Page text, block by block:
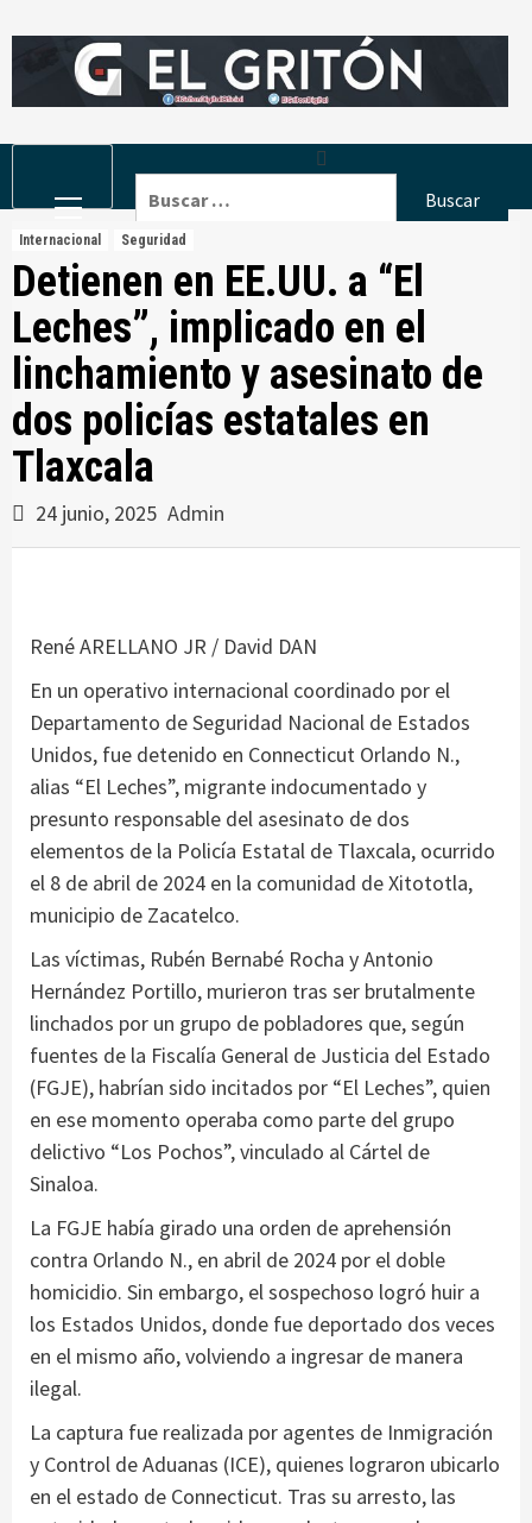
to
Menu
Internacional Seguridad
Detienen en EE.UU. a “El
Leches”, implicado en el
linchamiento y asesinato de
dos policías estatales en
Tlaxcala
24 junio, 2025 Admin
René ARELLANO JR / David DAN
En un operativo internacional coordinado por el
Departamento de Seguridad Nacional de Estados
Unidos, fue detenido en Connecticut Orlando N.,
alias “El Leches”, migrante indocumentado y
presunto responsable del asesinato de dos
elementos de la Policía Estatal de Tlaxcala, ocurrido
el 8 de abril de 2024 en la comunidad de Xitototla,
municipio de Zacatelco.
Las víctimas, Rubén Bernabé Rocha y Antonio
Hernández Portillo, murieron tras ser brutalmente
linchados por un grupo de pobladores que, según
fuentes de la Fiscalía General de Justicia del Estado
(FGJE), habrían sido incitados por “El Leches”, quien
en ese momento operaba como parte del grupo
delictivo “Los Pochos”, vinculado al Cártel de
Sinaloa.
La FGJE había girado una orden de aprehensión
contra Orlando N., en abril de 2024 por el doble
homicidio. Sin embargo, el sospechoso logró huir a
los Estados Unidos, donde fue deportado dos veces
en el mismo año, volviendo a ingresar de manera
ilegal.
La captura fue realizada por agentes de Inmigración
y Control de Aduanas (ICE), quienes lograron ubicarlo
en el estado de Connecticut. Tras su arresto, las